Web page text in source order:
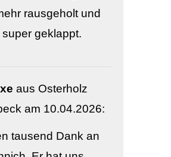
rausgeholt und
geklappt.
aus Osterholz
am 10.04.2026:
tausend Dank an